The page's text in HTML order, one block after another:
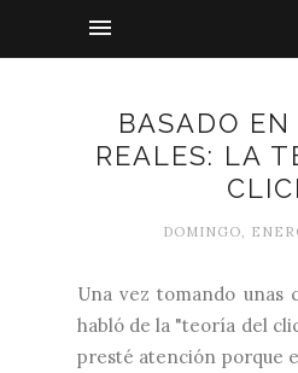
BASADO EN
REALES: LA
DOMINGO,
Una vez tomando unas
habló de la "teoría del
presté atención porque